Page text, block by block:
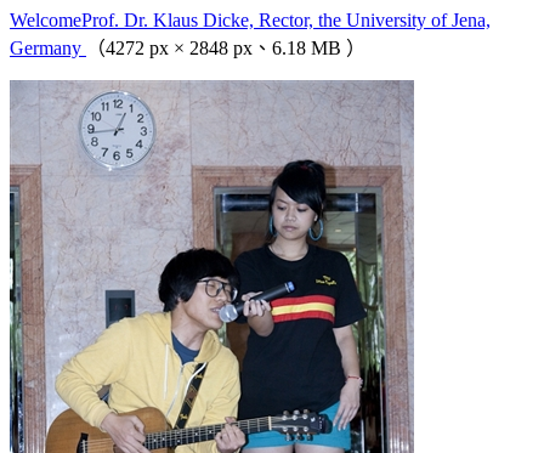
WelcomeProf. Dr. Klaus Dicke, Rector, the University of Jena,
Germany
（4272 px × 2848 px、6.18 MB ）